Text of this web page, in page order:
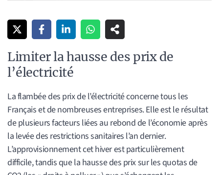
Limiter la hausse des prix de
l’électricité
La flambée des prix de l’électricité concerne tous les
Français et de nombreuses entreprises. Elle est le résultat
de plusieurs facteurs liées au rebond de l’économie après
la levée des restrictions sanitaires l’an dernier.
L’approvisionnement cet hiver est particulièrement
difficile, tandis que la hausse des prix sur les quotas de